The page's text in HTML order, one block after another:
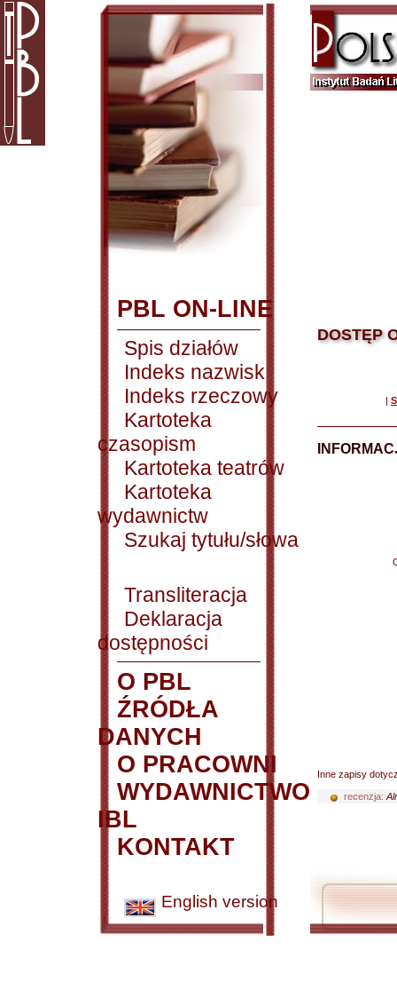
PBL ON-LINE
Spis działów
Indeks nazwisk
Indeks rzeczowy
Kartoteka
czasopism
Kartoteka teatrów
Kartoteka
wydawnictw
Szukaj tytułu/słowa
Transliteracja
Deklaracja
dostępności
O PBL
ŹRÓDŁA
DANYCH
O PRACOWNI
WYDAWNICTWO
IBL
KONTAKT
English version
DOSTĘP
|
Inne zapisy
recenzja: